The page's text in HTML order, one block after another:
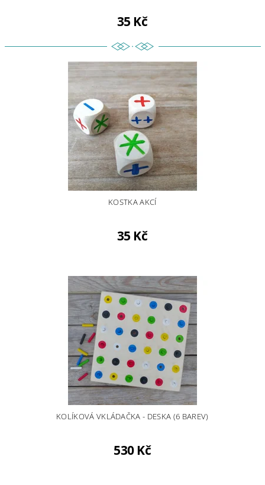
35 Kč
KOSTKA AKCÍ
35 Kč
KOLÍKOVÁ VKLÁDAČKA - DESKA (6 BAREV)
530 Kč